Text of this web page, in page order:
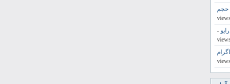
حجم
-